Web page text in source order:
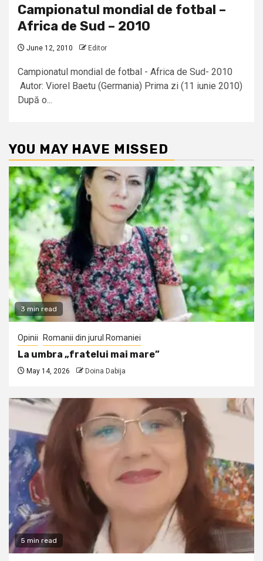
Campionatul mondial de fotbal –
Africa de Sud – 2010
June 12, 2010 Editor
Campionatul mondial de fotbal - Africa de Sud- 2010
Autor: Viorel Baetu (Germania) Prima zi (11 iunie 2010)
După o...
YOU MAY HAVE MISSED
3 min read
Opinii Romanii din jurul Romaniei
La umbra „fratelui mai mare”
May 14, 2026 Doina Dabija
5 min read